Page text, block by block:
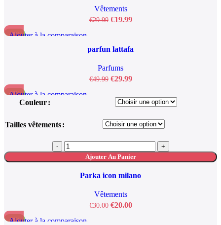
Vêtements
€29.99 €19.99
-40%
Ajouter à la comparaison
parfun lattafa
Parfums
€49.99 €29.99
-33%
Ajouter à la comparaison
Aperçu rapide
Couleur
Tailles vêtements
Ajouter Au Panier
Parka icon milano
Vêtements
€30.00 €20.00
-50%
Ajouter à la comparaison